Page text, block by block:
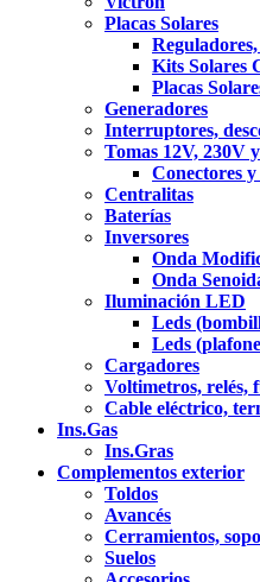
Placas Solares
Kits Solares
Placas
Generadores
Interruptores,
Tomas 12V, 230V
Conectores
Centralitas
Baterías
Inversores
Onda
Onda
Iluminación LED
Leds
Leds
Cargadores
Voltimetros, relés,
Cable eléctrico,
Ins.Gas
Ins.Gras
Complementos exterior
Toldos
Avancés
Cerramientos,
Suelos